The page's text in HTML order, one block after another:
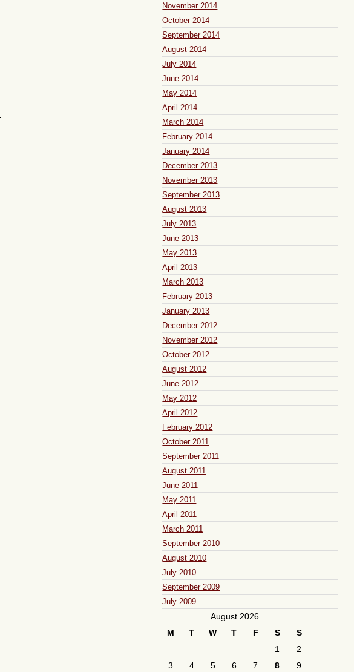
November 2014
October 2014
September 2014
August 2014
July 2014
June 2014
May 2014
April 2014
March 2014
February 2014
January 2014
December 2013
November 2013
September 2013
August 2013
July 2013
June 2013
May 2013
April 2013
March 2013
February 2013
January 2013
December 2012
November 2012
October 2012
August 2012
June 2012
May 2012
April 2012
February 2012
October 2011
September 2011
August 2011
June 2011
May 2011
April 2011
March 2011
September 2010
August 2010
July 2010
September 2009
July 2009
August 2026
M
T W T F S
S
1
2
3
4 5 6 7 8 9